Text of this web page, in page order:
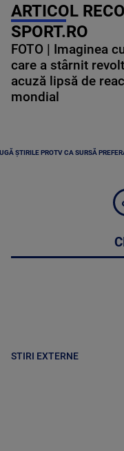
ARTICOL
SPORT.RO
FOTO | Imaginea
care a stârnit
acuză lipsă de
mondial
ȘTIRILE PROTV CA SURSĂ
STIRI EXTERNE